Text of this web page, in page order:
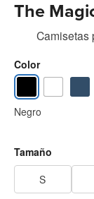
The
Camisetas
Color
Negro
Tamaño
S